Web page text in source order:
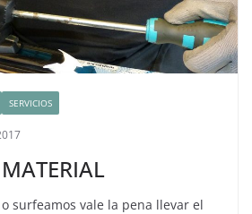
SERVICIOS
surfeamos vale la pena llevar el